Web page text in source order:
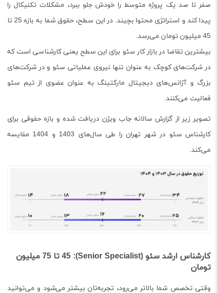
صفر تا صد یک پروژه متوسط را خودش جلو ببرد، مشکلات تکنیکال را
پیدا کند و استراتژی محتوا بچیند. در این سطح، حقوق شما به بازه 25 تا
45 میلیون تومان می‌رسد.
بیشترین تقاضا در بازار کار سئو برای این سطح یعنی کارشناسی است که
در شرکت‌های کوچک به عنوان تنها نیروی عملیاتی سئو و در شرکت‌های
بزرگ و آژانس‌های دیجیتال مارکتینگ به عنوان عضوی از تیم سئو
فعالیت می‌کنند.
تصویر زیر از گزارش سالانه جاب ویژن دریافت شده و بازه حقوقی برای
کارشناس سئو در شهر تهران را طی سال‌های 1403 و 1404 مقایسه
می‌کند.
کارشناس ارشد سئو (Senior Specialist): 45 تا 75 میلیون
تومان
وقتی تخصص شما بالاتر می‌رود، تجربه‌تان بیشتر می‌شود و می‌توانید